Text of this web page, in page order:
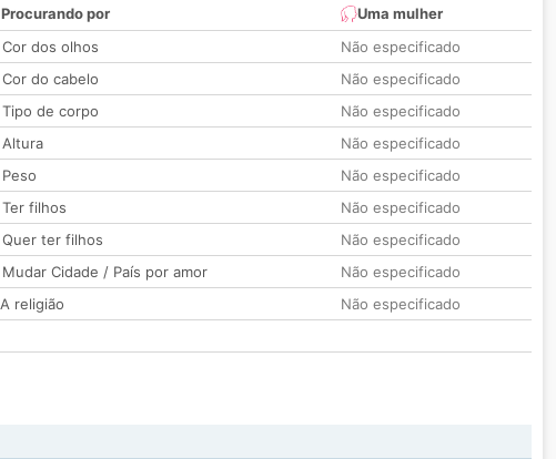
Procurando por
Uma mulher
Cor dos olhos
Não especificado
Cor do cabelo
Não especificado
Tipo de corpo
Não especificado
Altura
Não especificado
Peso
Não especificado
Ter filhos
Não especificado
Quer ter filhos
Não especificado
Mudar Cidade / País por amor
Não especificado
A religião
Não especificado